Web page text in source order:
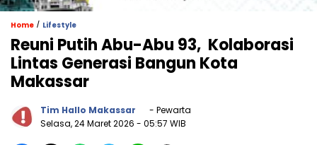
Home / Lifestyle
Reuni Putih Abu-Abu 93, Kolaborasi
Lintas Generasi Bangun Kota
Makassar
Tim Hallo Makassar
- Pewarta
Selasa, 24 Maret 2026 - 05:57 WIB